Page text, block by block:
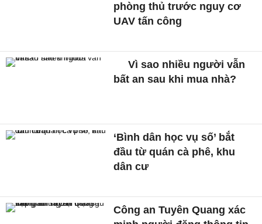
phòng thủ trước nguy cơ
UAV tấn công
Vì sao nhiều người vẫn
bất an sau khi mua nhà?
‘Bình dân học vụ số’ bắt
đầu từ quán cà phê, khu
dân cư
Công an Tuyên Quang xác